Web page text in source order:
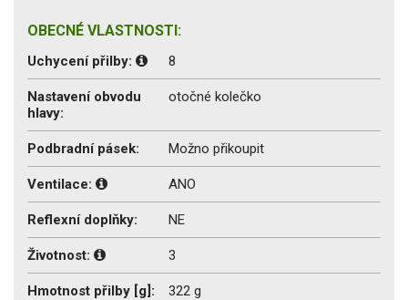
OBECNÉ VLASTNOSTI:
Uchycení přilby: 8
Nastavení obvodu
hlavy:
otočné kolečko
Podbradní pásek: Možno přikoupit
Ventilace: ANO
Reflexní doplňky: NE
Životnost: 3
Hmotnost přilby [g]: 322 g